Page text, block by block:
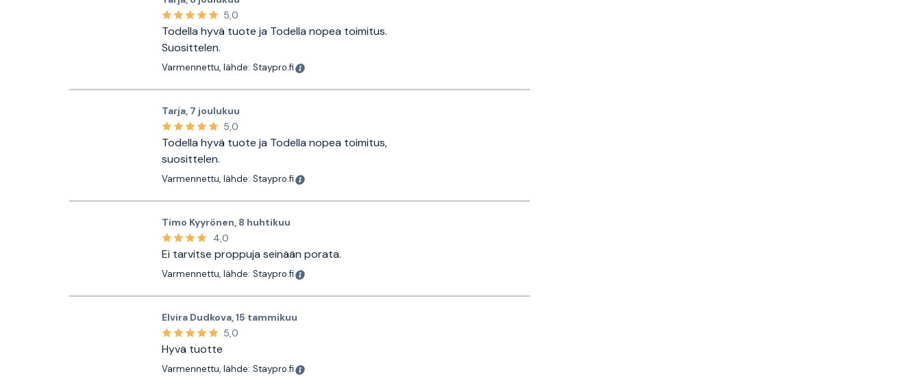
5,0
Todella hyvä tuote ja Todella nopea toimitus.
Suosittelen.
Varmennettu, lähde: Staypro.fi
Tarja, 7 joulukuu
5,0
Todella hyvä tuote ja Todella nopea toimitus,
suosittelen.
Varmennettu, lähde: Staypro.fi
Timo Kyyrönen, 8 huhtikuu
4,0
Ei tarvitse proppuja seinään porata.
Varmennettu, lähde: Staypro.fi
Elvira Dudkova,15 tammikuu
5,0
Hyvä tuotte
Varmennettu, lähde: Staypro.fi